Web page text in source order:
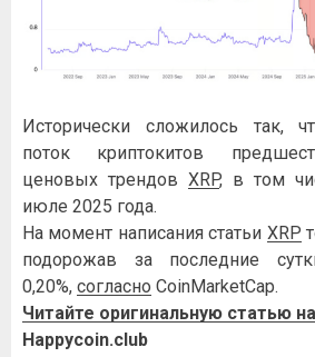
Исторически сложилось так,
поток криптокитов
ценовых трендов XRP, в том
июле 2025 года.
На момент написания статьи XRP
подорожав за последние
0,20%, согласно CoinMarketCap.
Читайте оригинальную статью
Happycoin.club